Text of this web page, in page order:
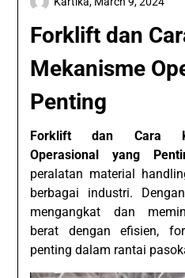
Forklift dan
Mekanisme
Penting
Forklift dan Cara
Operasional yang
peralatan material
berbagai industri.
mengangkat dan
berat dengan efisien,
penting dalam rantai